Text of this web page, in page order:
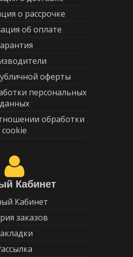
о рассрочке
об оплате
оферты
персональных
данных
обработки
cookie
Кабинет
Кабинет
заказов